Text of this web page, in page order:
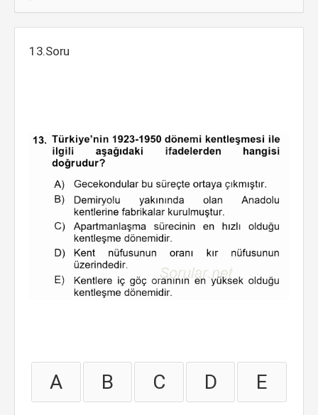
13.Soru
A B C D E